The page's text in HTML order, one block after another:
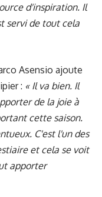
d'inspiration. Il
servi de tout cela
Asensio ajoute
: « Il va bien. Il
de la joie à
cette saison.
C'est l'un des
et cela se voit
apporter